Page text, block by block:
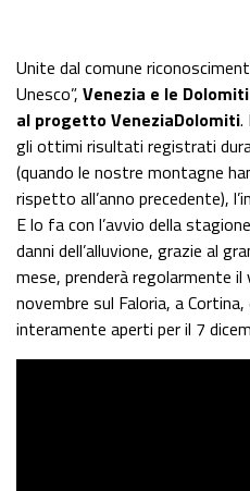
Unite dal comune
Unesco”, Venezia e le
al progetto VeneziaDolomiti.
gli ottimi risultati registrati
(quando le nostre montagne
rispetto all’anno precedente),
E lo fa con l’avvio della
danni dell’alluvione, grazie al
mese, prenderà regolarmente
novembre sul Faloria, a
interamente aperti per il 7